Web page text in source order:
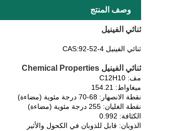
وصف المنتج
ثنائي الفينيل
ثنائي الفينيل CAS:92-52-4
ثنائي الفينيل Chemical Properties
مف: C12H10
ميغاواط: 154.21
نقطة الانصهار: 68-70 درجة مئوية (مضاءة)
نقطة الغليان: 255 درجة مئوية (مضاءة)
الكثافة: 0.992
الذوبان: قابل للذوبان في الكحول والأثير